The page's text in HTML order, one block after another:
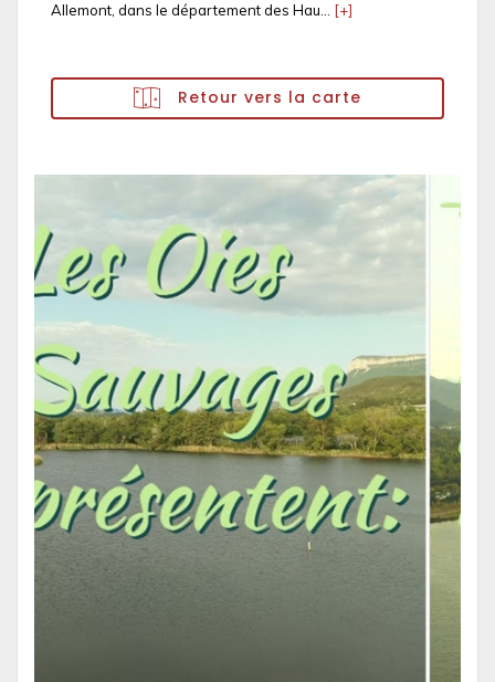
Allemont, dans le département des Hau... [+]
Retour vers la carte